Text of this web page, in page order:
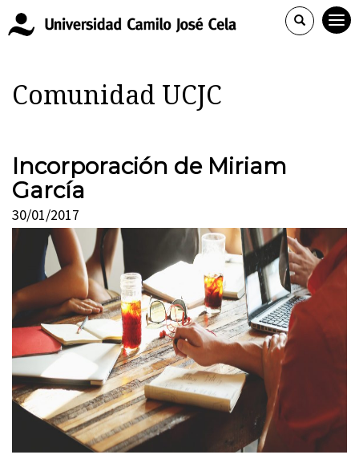
Comunidad UCJC
Incorporación de Miriam
García
30/01/2017